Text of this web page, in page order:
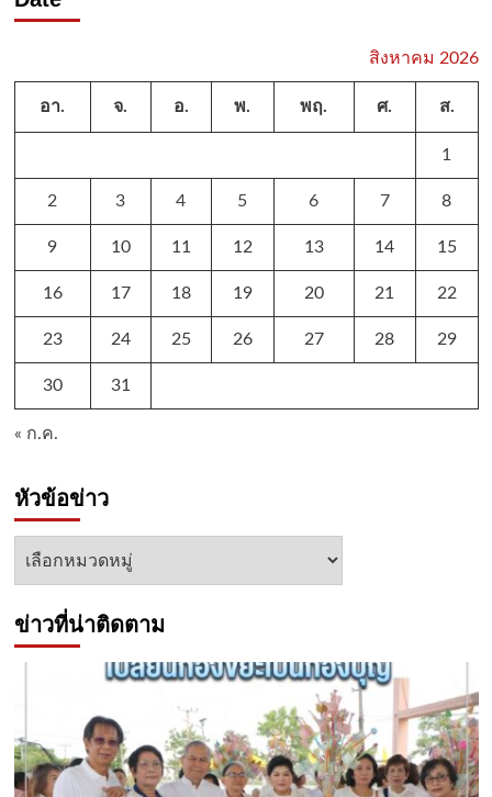
สิงหาคม 2026
อา. จ. อ. พ. พฤ. ศ. ส.
1
2 3 4 5 6 7 8
9 10 11 12 13 14 15
16 17 18 19 20 21 22
23 24 25 26 27 28 29
30 31
« ก.ค.
หัวข้อข่าว
หัวข้อ
ข่าวที่น่าติดตาม